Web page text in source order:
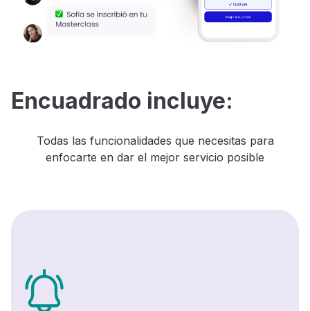
Encuadrado incluye:
Todas las funcionalidades que necesitas para
enfocarte en dar el mejor servicio posible